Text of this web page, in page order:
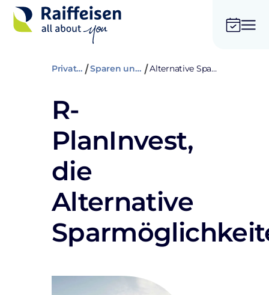
Privatkunden Sparen und versichern Alternative Sparmöglichkeiten
R-
PlanInvest,
die
Alternative